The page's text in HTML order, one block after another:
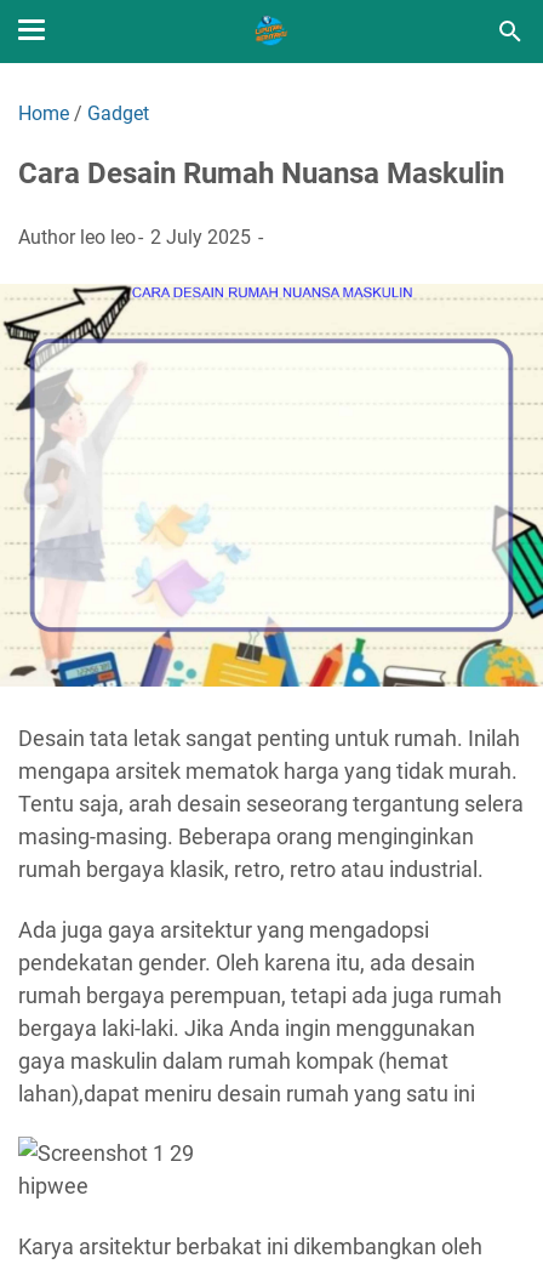
Home / Gadget
Cara Desain Rumah Nuansa Maskulin
Author leo leo 2 July 2025
Desain tata letak sangat penting untuk rumah. Inilah
mengapa arsitek mematok harga yang tidak murah.
Tentu saja, arah desain seseorang tergantung selera
masing-masing. Beberapa orang menginginkan
rumah bergaya klasik, retro, retro atau industrial.
Ada juga gaya arsitektur yang mengadopsi
pendekatan gender. Oleh karena itu, ada desain
rumah bergaya perempuan, tetapi ada juga rumah
bergaya laki-laki. Jika Anda ingin menggunakan
gaya maskulin dalam rumah kompak (hemat
lahan),dapat meniru desain rumah yang satu ini
hipwee
Karya arsitektur berbakat ini dikembangkan oleh